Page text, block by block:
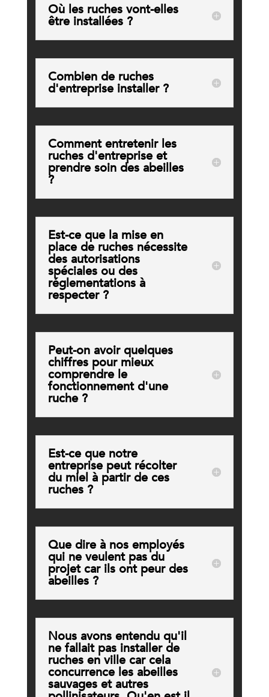
Où les ruches vont-elles
être installées ?
Combien de ruches
d'entreprise installer ?
Comment entretenir les
ruches d'entreprise et
prendre soin des abeilles
?
Est-ce que la mise en
place de ruches nécessite
des autorisations
spéciales ou des
réglementations à
respecter ?
Peut-on avoir quelques
chiffres pour mieux
comprendre le
fonctionnement d'une
ruche ?
Est-ce que notre
entreprise peut récolter
du miel à partir de ces
ruches ?
Que dire à nos employés
qui ne veulent pas du
projet car ils ont peur des
abeilles ?
Nous avons entendu qu'il
ne fallait pas installer de
ruches en ville car cela
concurrence les abeilles
sauvages et autres